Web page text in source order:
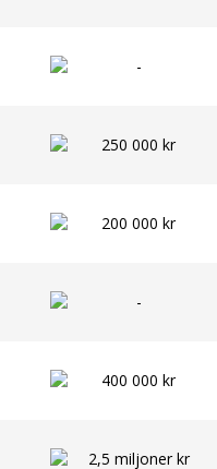
-
250 000 kr
200 000 kr
-
400 000 kr
2,5 miljoner kr